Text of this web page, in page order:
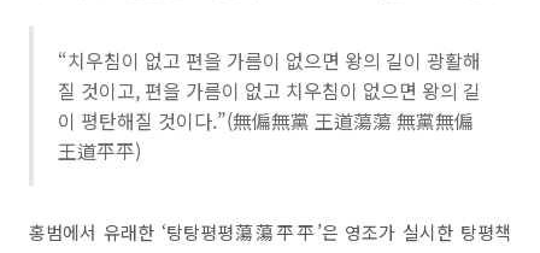
“치우침이 없고 편을 가름이 없으면 왕의 길이 광활해
질 것이고, 편을 가름이 없고 치우침이 없으면 왕의 길
이 평탄해질 것이다.”(無偏無黨 王道蕩蕩 無黨無偏
王道平平)
홍범에서 유래한 ‘탕탕평평蕩蕩平平’은 영조가 실시한 탕평책